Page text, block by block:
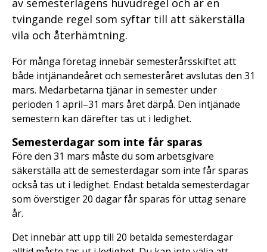
av semesterlagens huvudregel och är en
tvingande regel som syftar till att säkerställa
vila och återhämtning.
För många företag innebär semesterårsskiftet att
både intjänandeåret och semesteråret avslutas den 31
mars. Medarbetarna tjänar in semester under
perioden 1 april–31 mars året därpå. Den intjänade
semestern kan därefter tas ut i ledighet.
Semesterdagar som inte får sparas
Före den 31 mars måste du som arbetsgivare
säkerställa att de semesterdagar som inte får sparas
också tas ut i ledighet. Endast betalda semesterdagar
som överstiger 20 dagar får sparas för uttag senare
år.
Det innebär att upp till 20 betalda semesterdagar